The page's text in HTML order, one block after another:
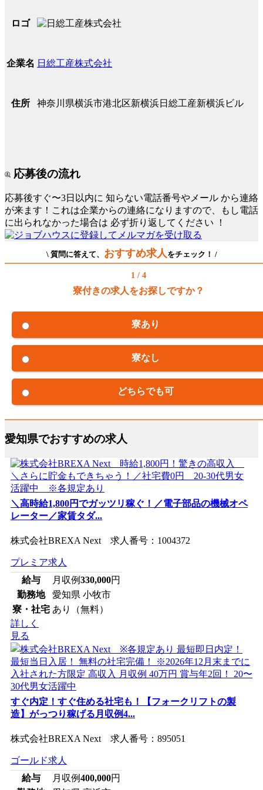
ロゴ
企業名 日総工産株式会社
住所 神奈川県横浜市港北区新横浜日総工産新横浜ビル
応募後の流れ
応募後すぐ〜3日以内に 知らない電話番号やメール から連絡
が来ます！これは企業からの連絡になりますので、もし電話
に出られなかった場合は 必ず折り返してください ！
\ 質問に答えて、 おすすめ求人をチェック！ /
1 / 4
寮付きの求人をお探しですか？
寮あり
寮なし
どちらでも可
愛知県でおすすめの求人
＼高時給1,800円でガッツリ稼ぐ！／電子部品の機械オペ
レーター／家賃タダ...
株式会社BREXA Next 求人番号：1004372
プレミア求人
給与
月収例330,000円
勤務地
愛知県 小牧市
寮・社宅 あり（無料）
詳しく
見る
すぐ内定！すぐ住める社宅も！【フォークリフトの製
造】がっつり稼げる月収例4...
株式会社BREXA Next 求人番号：895051
ゴールド求人
給与
月収例400,000円